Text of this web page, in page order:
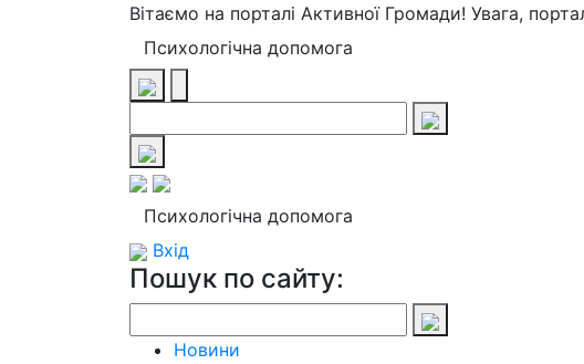
Вітаємо на порталі Активної Громади! Увага,
Психологічна допомога
Психологічна допомога
Вхід
Пошук по сайту:
Новини